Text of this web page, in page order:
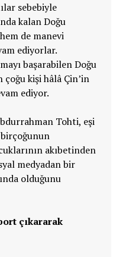
sebebiyle
kalan Doğu
de manevi
ediyorlar.
başarabilen Doğu
kişi hâlâ Çin’in
ediyor.
Tohti, eşi
akıbetinden
medyadan bir
olduğunu
çıkararak